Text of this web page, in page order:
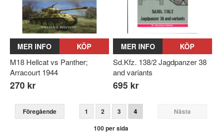
MER INFO KÖP
M18 Hellcat vs Panther;
Arracourt 1944
270 kr
MER INFO KÖP
Sd.Kfz. 138/2 Jagdpanzer 38
and variants
695 kr
Föregående 1 2 3 4
Nästa
100 per sida